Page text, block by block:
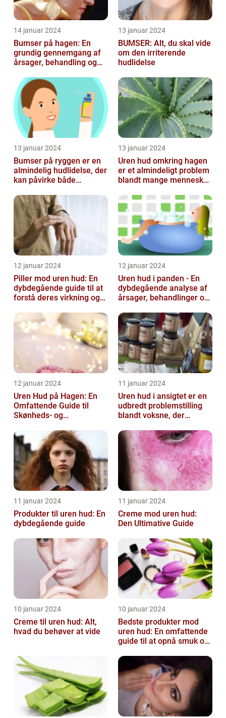
14 januar 2024
Bumser på hagen: En
grundig gennemgang af
årsager, behandling og
13 januar 2024
BUMSER: Alt, du skal vide
om den irriterende
hudlidelse
13 januar 2024
Bumser på ryggen er en
almindelig hudlidelse, der
kan påvirke både
13 januar 2024
Uren hud omkring hagen
er et almindeligt problem
blandt mange mennesker,
og...
12 januar 2024
Piller mod uren hud: En
dybdegående guide til at
forstå deres virkning og
12 januar 2024
Uren hud i panden - En
dybdegående analyse af
årsager, behandlinger og
12 januar 2024
Uren Hud på Hagen: En
Omfattende Guide til
Skønheds- og
11 januar 2024
Uren hud i ansigtet er en
udbredt problemstilling
blandt voksne, der
kvinder...
11 januar 2024
Produkter til uren hud: En
dybdegående guide
11 januar 2024
Creme mod uren hud:
Den Ultimative Guide
10 januar 2024
Creme til uren hud: Alt,
hvad du behøver at vide
10 januar 2024
Bedste produkter mod
uren hud: En omfattende
guide til at opnå smuk og